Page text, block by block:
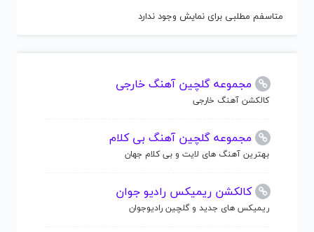
متاسفم مطلبی برای نمایش وجود ندارد
مجموعه گلچین آهنگ خارجی
کالکشن آهنگ خارجی
مجموعه گلچین آهنگ بی کلام
بهترین آهنگ های لایت و بی کلام جهان
کالکشن ریمیکس رادیو جوان
ریمیکس های جدید و گلچین رادیوجوان